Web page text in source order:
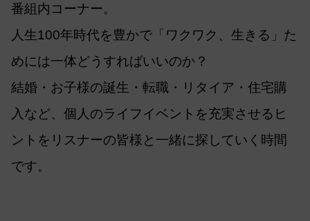
番組内コーナー。
人生100年時代を豊かで「ワクワク、生きる」た
めには一体どうすればいいのか？
結婚・お子様の誕生・転職・リタイア・住宅購
入など、個人のライフイベントを充実させるヒ
ントをリスナーの皆様と一緒に探していく時間
です。